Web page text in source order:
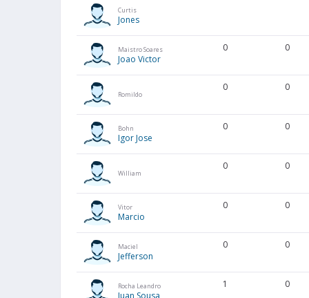
Curtis
Jones
Maistro Soares
Joao Victor
0 0
Romildo
0 0
Bohn
Igor Jose
0 0
William
0 0
Vitor
Marcio
0 0
Maciel
Jefferson
0 0
Rocha Leandro
Juan Sousa
1 0